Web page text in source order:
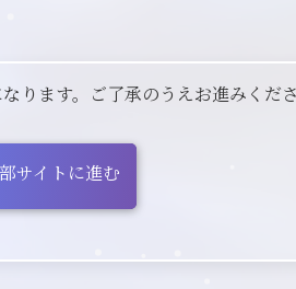
ります。ご了承のうえお進みくだ
サイトに進む